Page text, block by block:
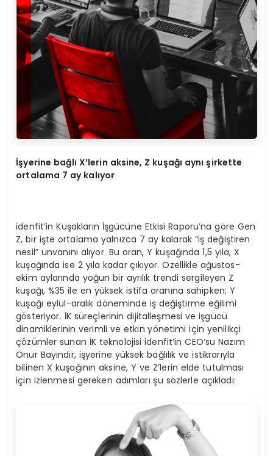
İşyerine bağlı X’lerin aksine, Z kuşağı aynı şirkette
ortalama 7 ay kalıyor
idenfit’in Kuşakların İşgücüne Etkisi Raporu’na göre Gen
Z, bir işte ortalama yalnızca 7 ay kalarak “iş değiştiren
nesil” unvanını alıyor. Bu oran, Y kuşağında 1,5 yıla, X
kuşağında ise 2 yıla kadar çıkıyor. Özellikle ağustos-
ekim aylarında yoğun bir ayrılık trendi sergileyen Z
kuşağı, %35 ile en yüksek istifa oranına sahipken; Y
kuşağı eylül-aralık döneminde iş değiştirme eğilimi
gösteriyor. İK süreçlerinin dijitalleşmesi ve işgücü
dinamiklerinin verimli ve etkin yönetimi için yenilikçi
çözümler sunan İK teknolojisi idenfit’in CEO’su Nazım
Onur Bayındır, işyerine yüksek bağlılık ve istikrarıyla
bilinen X kuşağının aksine, Y ve Z’lerin elde tutulması
için izlenmesi gereken adımları şu sözlerle açıkladı: